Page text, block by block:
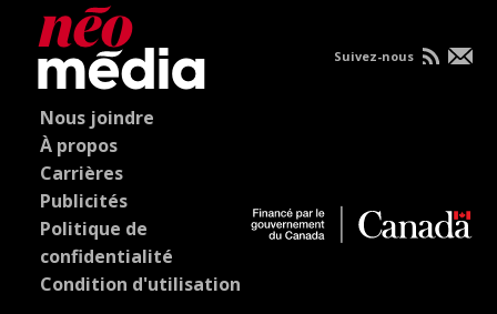
Nous joindre
À propos
Carrières
Publicités
Politique de
confidentialité
Condition d'utilisation
Suivez-nous